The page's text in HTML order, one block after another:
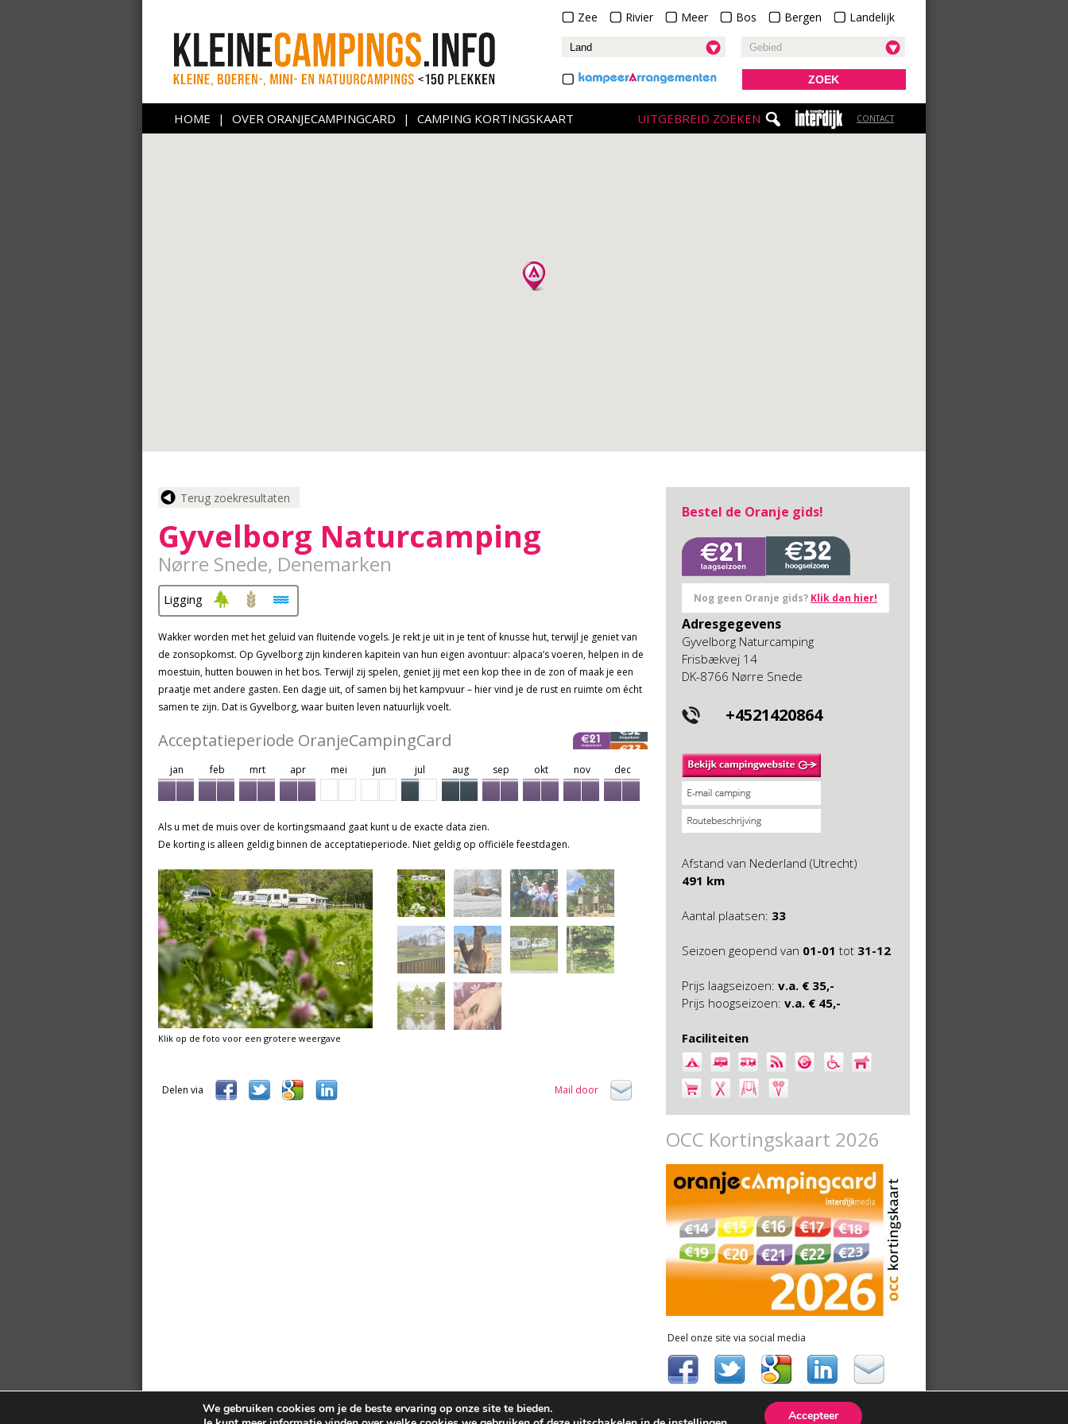
Zee Rivier Meer Bos Bergen Landelijk
HOME | OVER ORANJECAMPINGCARD | CAMPING KORTINGSKAART UITGEBREID ZOEKEN CONTACT
Terug zoekresultaten
Gyvelborg Naturcamping
Nørre Snede, Denemarken
Ligging
Wakker worden met het geluid van fluitende vogels. Je rekt je uit in je tent of knusse hut, terwijl je geniet van
de zonsopkomst. Op Gyvelborg zijn kinderen kapitein van hun eigen avontuur: alpaca’s voeren, helpen in de
moestuin, hutten bouwen in het bos. Terwijl zij spelen, geniet jij met een kop thee in de zon of maak je een
praatje met andere gasten. Een dagje uit, of samen bij het kampvuur – hier vind je de rust en ruimte om écht
samen te zijn. Dat is Gyvelborg, waar buiten leven natuurlijk voelt.
Acceptatieperiode OranjeCampingCard
jan feb mrt apr mei jun jul aug sep okt nov dec
Als u met de muis over de kortingsmaand gaat kunt u de exacte data zien.
De korting is alleen geldig binnen de acceptatieperiode. Niet geldig op officiële feestdagen.
Klik op de foto voor een grotere weergave
Delen via Mail door
Bestel de Oranje gids!
Nog geen Oranje gids? Klik dan hier!
Adresgegevens
Gyvelborg Naturcamping
Frisbækvej 14
DK-8766 Nørre Snede
+4521420864
Afstand van Nederland (Utrecht)
491 km
Aantal plaatsen: 33
Seizoen geopend van 01-01 tot 31-12
Prijs laagseizoen: v.a. € 35,-
Prijs hoogseizoen: v.a. € 45,-
Faciliteiten
OCC Kortingskaart 2026
Deel onze site via social media
Sitemap
We gebruiken cookies om je de beste ervaring op onze site te bieden.
Accepteer